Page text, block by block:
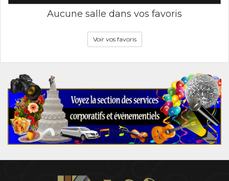
Aucune salle dans vos favoris
Voir vos favoris